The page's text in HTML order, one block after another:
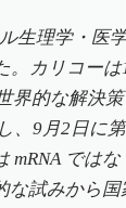
生理学・医
。カリコー
界的な解決
、9月2日に
mRNA では
な試みから